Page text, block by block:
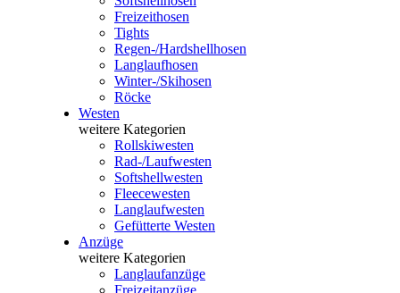
Freizeithosen
Tights
Regen-/Hardshellhosen
Langlaufhosen
Winter-/Skihosen
Röcke
Westen
weitere Kategorien
Rollskiwesten
Rad-/Laufwesten
Softshellwesten
Fleecewesten
Langlaufwesten
Gefütterte Westen
Anzüge
weitere Kategorien
Langlaufanzüge
Freizeitanzüge